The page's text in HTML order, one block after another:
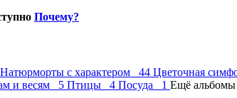
Почему?
Натюрморты с характером 44 Цветочная
и весям 5 Птицы 4 Посуда 1 Ещё альбомы